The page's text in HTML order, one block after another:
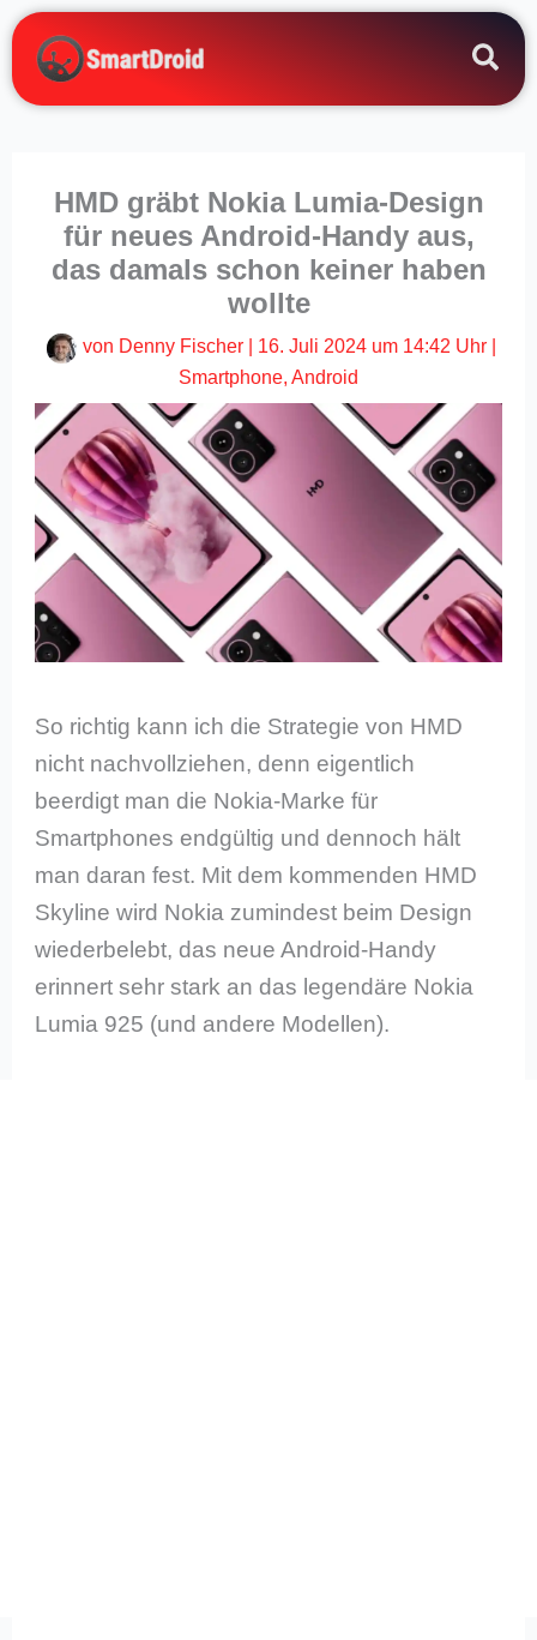
Zum
Inhalt
springen
HMD gräbt Nokia Lumia-Design
für neues Android-Handy aus,
das damals schon keiner haben
wollte
von Denny Fischer 16. Juli 2024 um 14:42 Uhr
Smartphone, Android
So richtig kann ich die Strategie von HMD
nicht nachvollziehen, denn eigentlich
beerdigt man die Nokia-Marke für
Smartphones endgültig und dennoch hält
man daran fest. Mit dem kommenden HMD
Skyline wird Nokia zumindest beim Design
wiederbelebt, das neue Android-Handy
erinnert sehr stark an das legendäre Nokia
Lumia 925 (und andere Modellen).